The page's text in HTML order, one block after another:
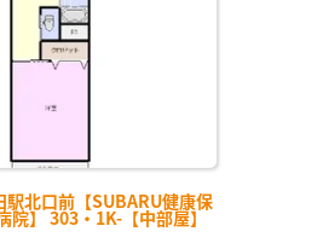
駅北口前【SUBARU健康保
院】 303・1K-【中部屋】